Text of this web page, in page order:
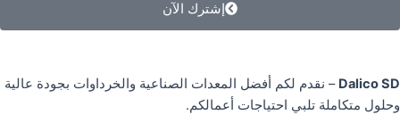
إشترك الآن
Dalico SD – نقدم لكم أفضل المعدات الصناعية والخرداوات بجودة عالية
وحلول متكاملة تلبي احتياجات أعمالكم.